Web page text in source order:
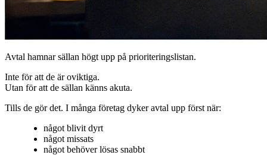
Avtal hamnar sällan högt upp på prioriteringslistan.
Inte för att de är oviktiga.
Utan för att de sällan känns akuta.
Tills de gör det. I många företag dyker avtal upp först när:
något blivit dyrt
något missats
något behöver lösas snabbt